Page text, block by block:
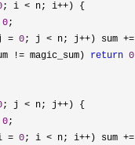
; i < n; i++
0
= 0; j < n; j++) sum +=
!= magic_sum) return 0
; j < n; j++
0
= 0; i < n; i++) sum +=